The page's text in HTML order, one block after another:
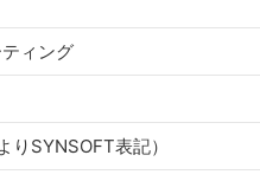
ィング
SYNSOFT表記）